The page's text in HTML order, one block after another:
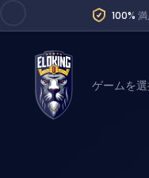
100%
ゲームを